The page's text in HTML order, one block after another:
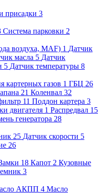
присадки 3
Система парковки 2
воздуха, MAF) 1 Датчик
масла 5 Датчик
5 Датчик температуры 8
картерных газов 1 ГБЦ 26
21 Коленвал 32
11 Поддон картера 3
двигателя 1 Распредвал 15
генератора 28
25 Датчик скорости 5
26
18 Капот 2 Кузовные
3
АКПП 4 Масло